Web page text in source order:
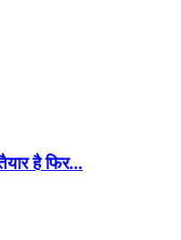
है फिर...